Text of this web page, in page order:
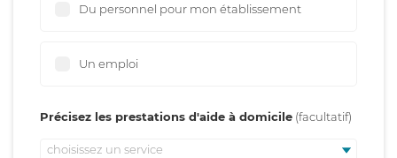
Du personnel pour mon établissement
Un emploi
Précisez les prestations d'aide à domicile
choisissez un service